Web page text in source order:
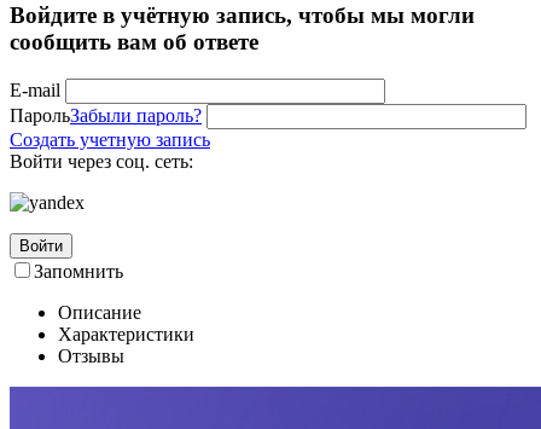
Войдите в учётную запись, чтобы мы могли
сообщить вам об ответе
E-mail
ПарольЗабыли пароль?
Создать учетную запись
Войти через соц. сеть:
Войти
Запомнить
Описание
Характеристики
Отзывы